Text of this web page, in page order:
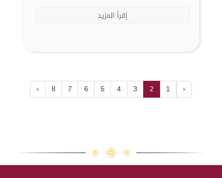
إقرأ المزيد
‹
1
2
3
4
5
6
7
8
›